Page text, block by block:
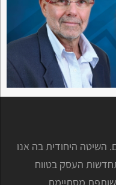
השיטה היחודית בה אנו
העסק בטווח